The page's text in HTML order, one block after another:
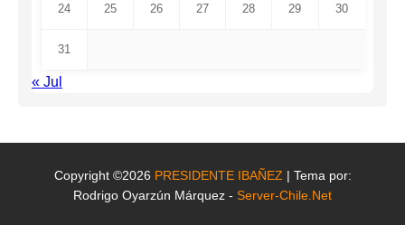
24 25 26 27 28 29 30
31
« Jul
Copyright ©2026 PRESIDENTE IBAÑEZ | Tema por:
Rodrigo Oyarzún Márquez - Server-Chile.Net